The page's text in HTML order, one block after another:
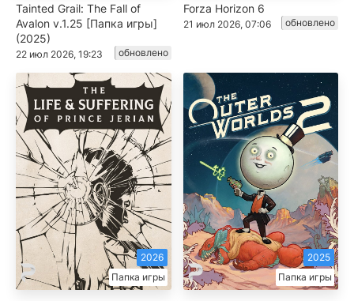
Tainted Grail: The Fall of
Avalon v.1.25 [Папка игры]
(2025)
22 июл 2026, 19:23 обновлено
Forza Horizon 6
21 июл 2026, 07:06 обновлено
Папка игры
2026
Папка игры
2025